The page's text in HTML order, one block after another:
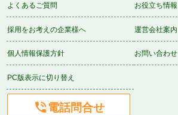
よくあるご質問 お役立ち情報
採用をお考えの企業様へ 運営会社案内
個人情報保護方針 お問い合わせ
PC版表示に切り替え
電話問合せ